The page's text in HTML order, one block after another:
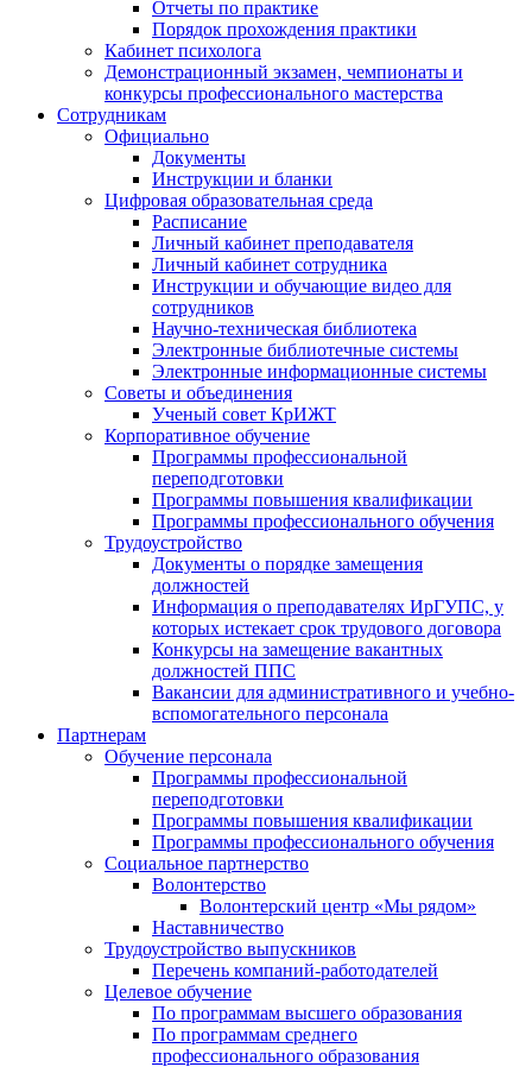
Отчеты по практике
Порядок прохождения практики
Кабинет психолога
Демонстрационный экзамен, чемпионаты и
конкурсы профессионального мастерства
Сотрудникам
Официально
Документы
Инструкции и бланки
Цифровая образовательная среда
Расписание
Личный кабинет преподавателя
Личный кабинет сотрудника
Инструкции и обучающие видео для
сотрудников
Научно-техническая библиотека
Электронные библиотечные системы
Электронные информационные системы
Советы и объединения
Ученый совет КрИЖТ
Корпоративное обучение
Программы профессиональной
переподготовки
Программы повышения квалификации
Программы профессионального обучения
Трудоустройство
Документы о порядке замещения
должностей
Информация о преподавателях ИрГУПС, у
которых истекает срок трудового договора
Конкурсы на замещение вакантных
должностей ППС
Вакансии для административного и учебно-
вспомогательного персонала
Партнерам
Обучение персонала
Программы профессиональной
переподготовки
Программы повышения квалификации
Программы профессионального обучения
Социальное партнерство
Волонтерство
Волонтерский центр «Мы рядом»
Наставничество
Трудоустройство выпускников
Перечень компаний-работодателей
Целевое обучение
По программам высшего образования
По программам среднего
профессионального образования